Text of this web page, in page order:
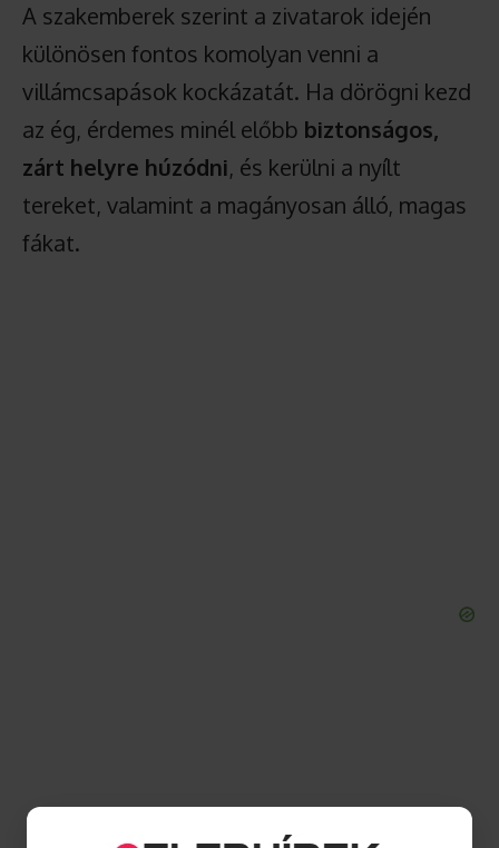
A szakemberek szerint a zivatarok idején
különösen fontos komolyan venni a
villámcsapások kockázatát. Ha dörögni kezd
az ég, érdemes minél előbb biztonságos,
zárt helyre húzódni, és kerülni a nyílt
tereket, valamint a magányosan álló, magas
fákat.